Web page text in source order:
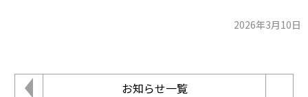
2026年3月10日
お知らせ一覧